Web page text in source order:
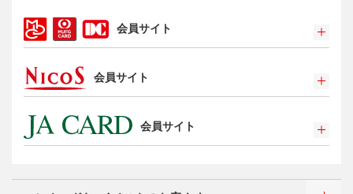
タッチ決済
会員サイト
特典・サービス
選べるお支払方法
カードローン・キャッシング
お客さまサポート
会員サイト
特典・サービス
選べるお支払方法
会員サイト
特典・サービス